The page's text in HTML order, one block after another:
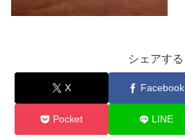
シェアする
X Facebook
Pocket LINE